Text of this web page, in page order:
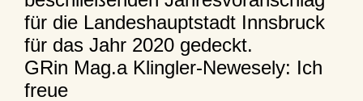
für die Landeshauptstadt Innsbruck
für das Jahr 2020 gedeckt.
GRin Mag.a Klingler-Newesely: Ich
freue